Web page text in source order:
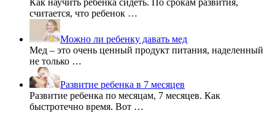
Как научить ребенка сидеть. По срокам развития,
считается, что ребенок …
Можно ли ребенку давать мед
Мед – это очень ценный продукт питания, наделенный
не только …
Развитие ребенка в 7 месяцев
Развитие ребенка по месяцам, 7 месяцев. Как
быстротечно время. Вот …